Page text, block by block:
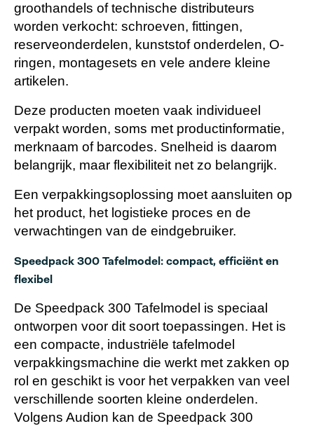
groothandels of technische distributeurs
worden verkocht: schroeven, fittingen,
reserveonderdelen, kunststof onderdelen, O-
ringen, montagesets en vele andere kleine
artikelen.
Deze producten moeten vaak individueel
verpakt worden, soms met productinformatie,
merknaam of barcodes. Snelheid is daarom
belangrijk, maar flexibiliteit net zo belangrijk.
Een verpakkingsoplossing moet aansluiten op
het product, het logistieke proces en de
verwachtingen van de eindgebruiker.
Speedpack 300 Tafelmodel: compact, efficiënt en
flexibel
De Speedpack 300 Tafelmodel is speciaal
ontworpen voor dit soort toepassingen. Het is
een compacte, industriële tafelmodel
verpakkingsmachine die werkt met zakken op
rol en geschikt is voor het verpakken van veel
verschillende soorten kleine onderdelen.
Volgens Audion kan de Speedpack 300